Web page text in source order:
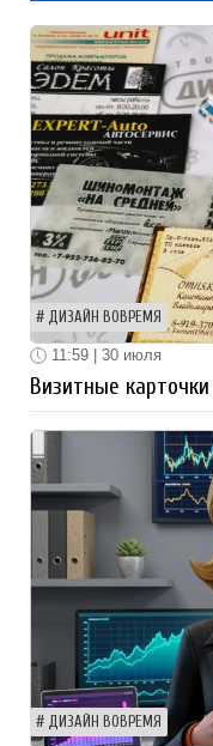
ДИЗАЙН ВОВРЕМЯ
11:59 | 30 июля
Визитные
ДИЗАЙН ВОВРЕМЯ